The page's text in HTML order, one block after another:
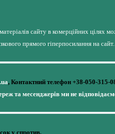
сайту в комерційних цілях
прямого гіперпосилання на сайт.
, Контактний телефон +38-050-315-
та месенджерів ми не
у спротив,